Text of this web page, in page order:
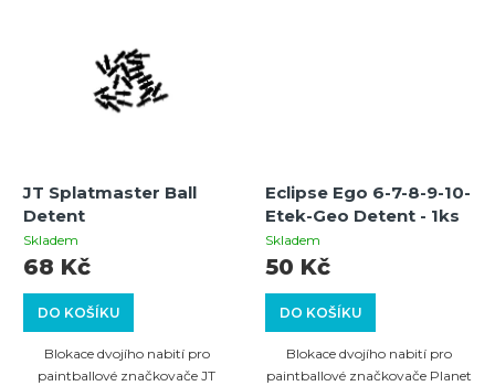
JT Splatmaster Ball
Detent
Skladem
DO KOŠÍKU
68 Kč
Blokace dvojího nabití pro
paintballové značkovače JT
Eclipse Ego 6-7-8-9-10-
Etek-Geo Detent - 1ks
Skladem
DO KOŠÍKU
50 Kč
Blokace dvojího nabití pro
paintballové značkovače Planet